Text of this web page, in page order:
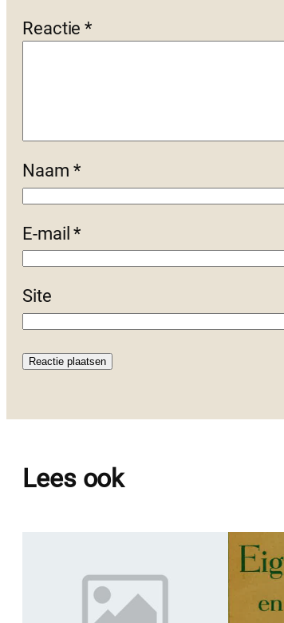
Reactie*
Naam *
E-mail*
Site
Lees ook